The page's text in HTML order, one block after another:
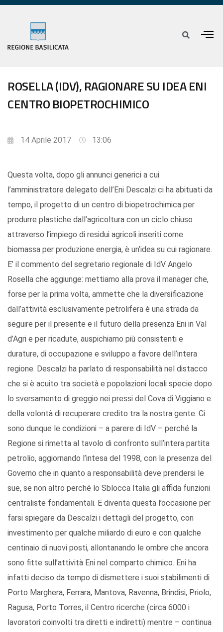
ROSELLA (IDV), RAGIONARE SU IDEA ENI
CENTRO BIOPETROCHIMICO
14 Aprile 2017 13:06
Questa volta, dopo gli annunci generici a cui
l’amministratore delegato dell’Eni Descalzi ci ha abituati da
tempo, il progetto di un centro di biopetrochimica per
produrre plastiche dall’agricoltura con un ciclo chiuso
attraverso l’impiego di residui agricoli inseriti come
biomassa per produzione energia, è un’idea su cui ragionare.
E’ il commento del segretario regionale di IdV Angelo
Rosella che aggiunge: mettiamo alla prova il manager che,
forse per la prima volta, ammette che la diversificazione
dall’attività esclusivamente petrolifera è una strada da
seguire per il presente e il futuro della presenza Eni in Val
d’Agri e per ricadute, auspichiamo più consistenti e
durature, di occupazione e sviluppo a favore dell’intera
regione. Descalzi ha parlato di responsabilità nel distacco
che si è acuito tra società e popolazioni locali specie dopo
lo sversamento di greggio nei pressi del Cova di Viggiano e
della volontà di recuperare credito tra la nostra gente. Ci
sono dunque le condizioni – a parere di IdV – perché la
Regione si rimetta al tavolo di confronto sull’intera partita
petrolio, aggiornando l’intesa del 1998, con la presenza del
Governo che in quanto a responsabilità deve prendersi le
sue, se non altro perché lo Sblocca Italia gli affida funzioni
centraliste fondamentali. E diventa questa l’occasione per
farsi spiegare da Descalzi i dettagli del progetto, con
investimento per qualche miliardo di euro e con qualche
centinaio di nuovi posti, allontanando le ombre che ancora
sono fitte sull’attività Eni nel comparto chimico. Eni ha
infatti deciso da tempo di dismettere i suoi stabilimenti di
Porto Marghera, Ferrara, Mantova, Ravenna, Brindisi, Priolo,
Ragusa, Porto Torres, il Centro ricerche (circa 6000 i
lavoratori coinvolti tra diretti e indiretti) mentre – continua